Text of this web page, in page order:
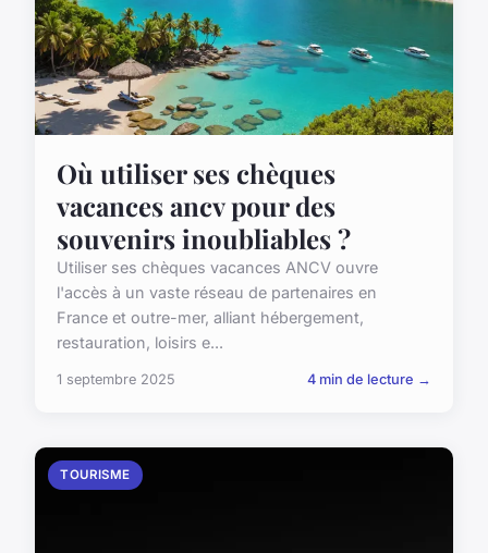
Où utiliser ses chèques
vacances ancv pour des
souvenirs inoubliables ?
Utiliser ses chèques vacances ANCV ouvre
l'accès à un vaste réseau de partenaires en
France et outre-mer, alliant hébergement,
restauration, loisirs e...
1 septembre 2025 4 min de lecture →
TOURISME